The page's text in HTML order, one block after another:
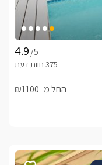
/5
החל מ- ₪1100